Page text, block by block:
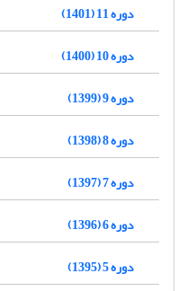
دوره 11 (1401)
دوره 10 (1400)
دوره 9 (1399)
دوره 8 (1398)
دوره 7 (1397)
دوره 6 (1396)
دوره 5 (1395)